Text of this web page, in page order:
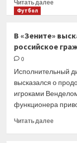
втором
в
Читать далее
Мирра
вторую
подряд
из
Топ-20
вышла
Футбол
В «Зените»
российское
0
Исполнительный
высказался о
игроками
функционера
Читать далее